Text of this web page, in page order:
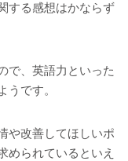
する感想はかならず
で、英語力といった
うです。
や改善してほしいポ
められているといえ